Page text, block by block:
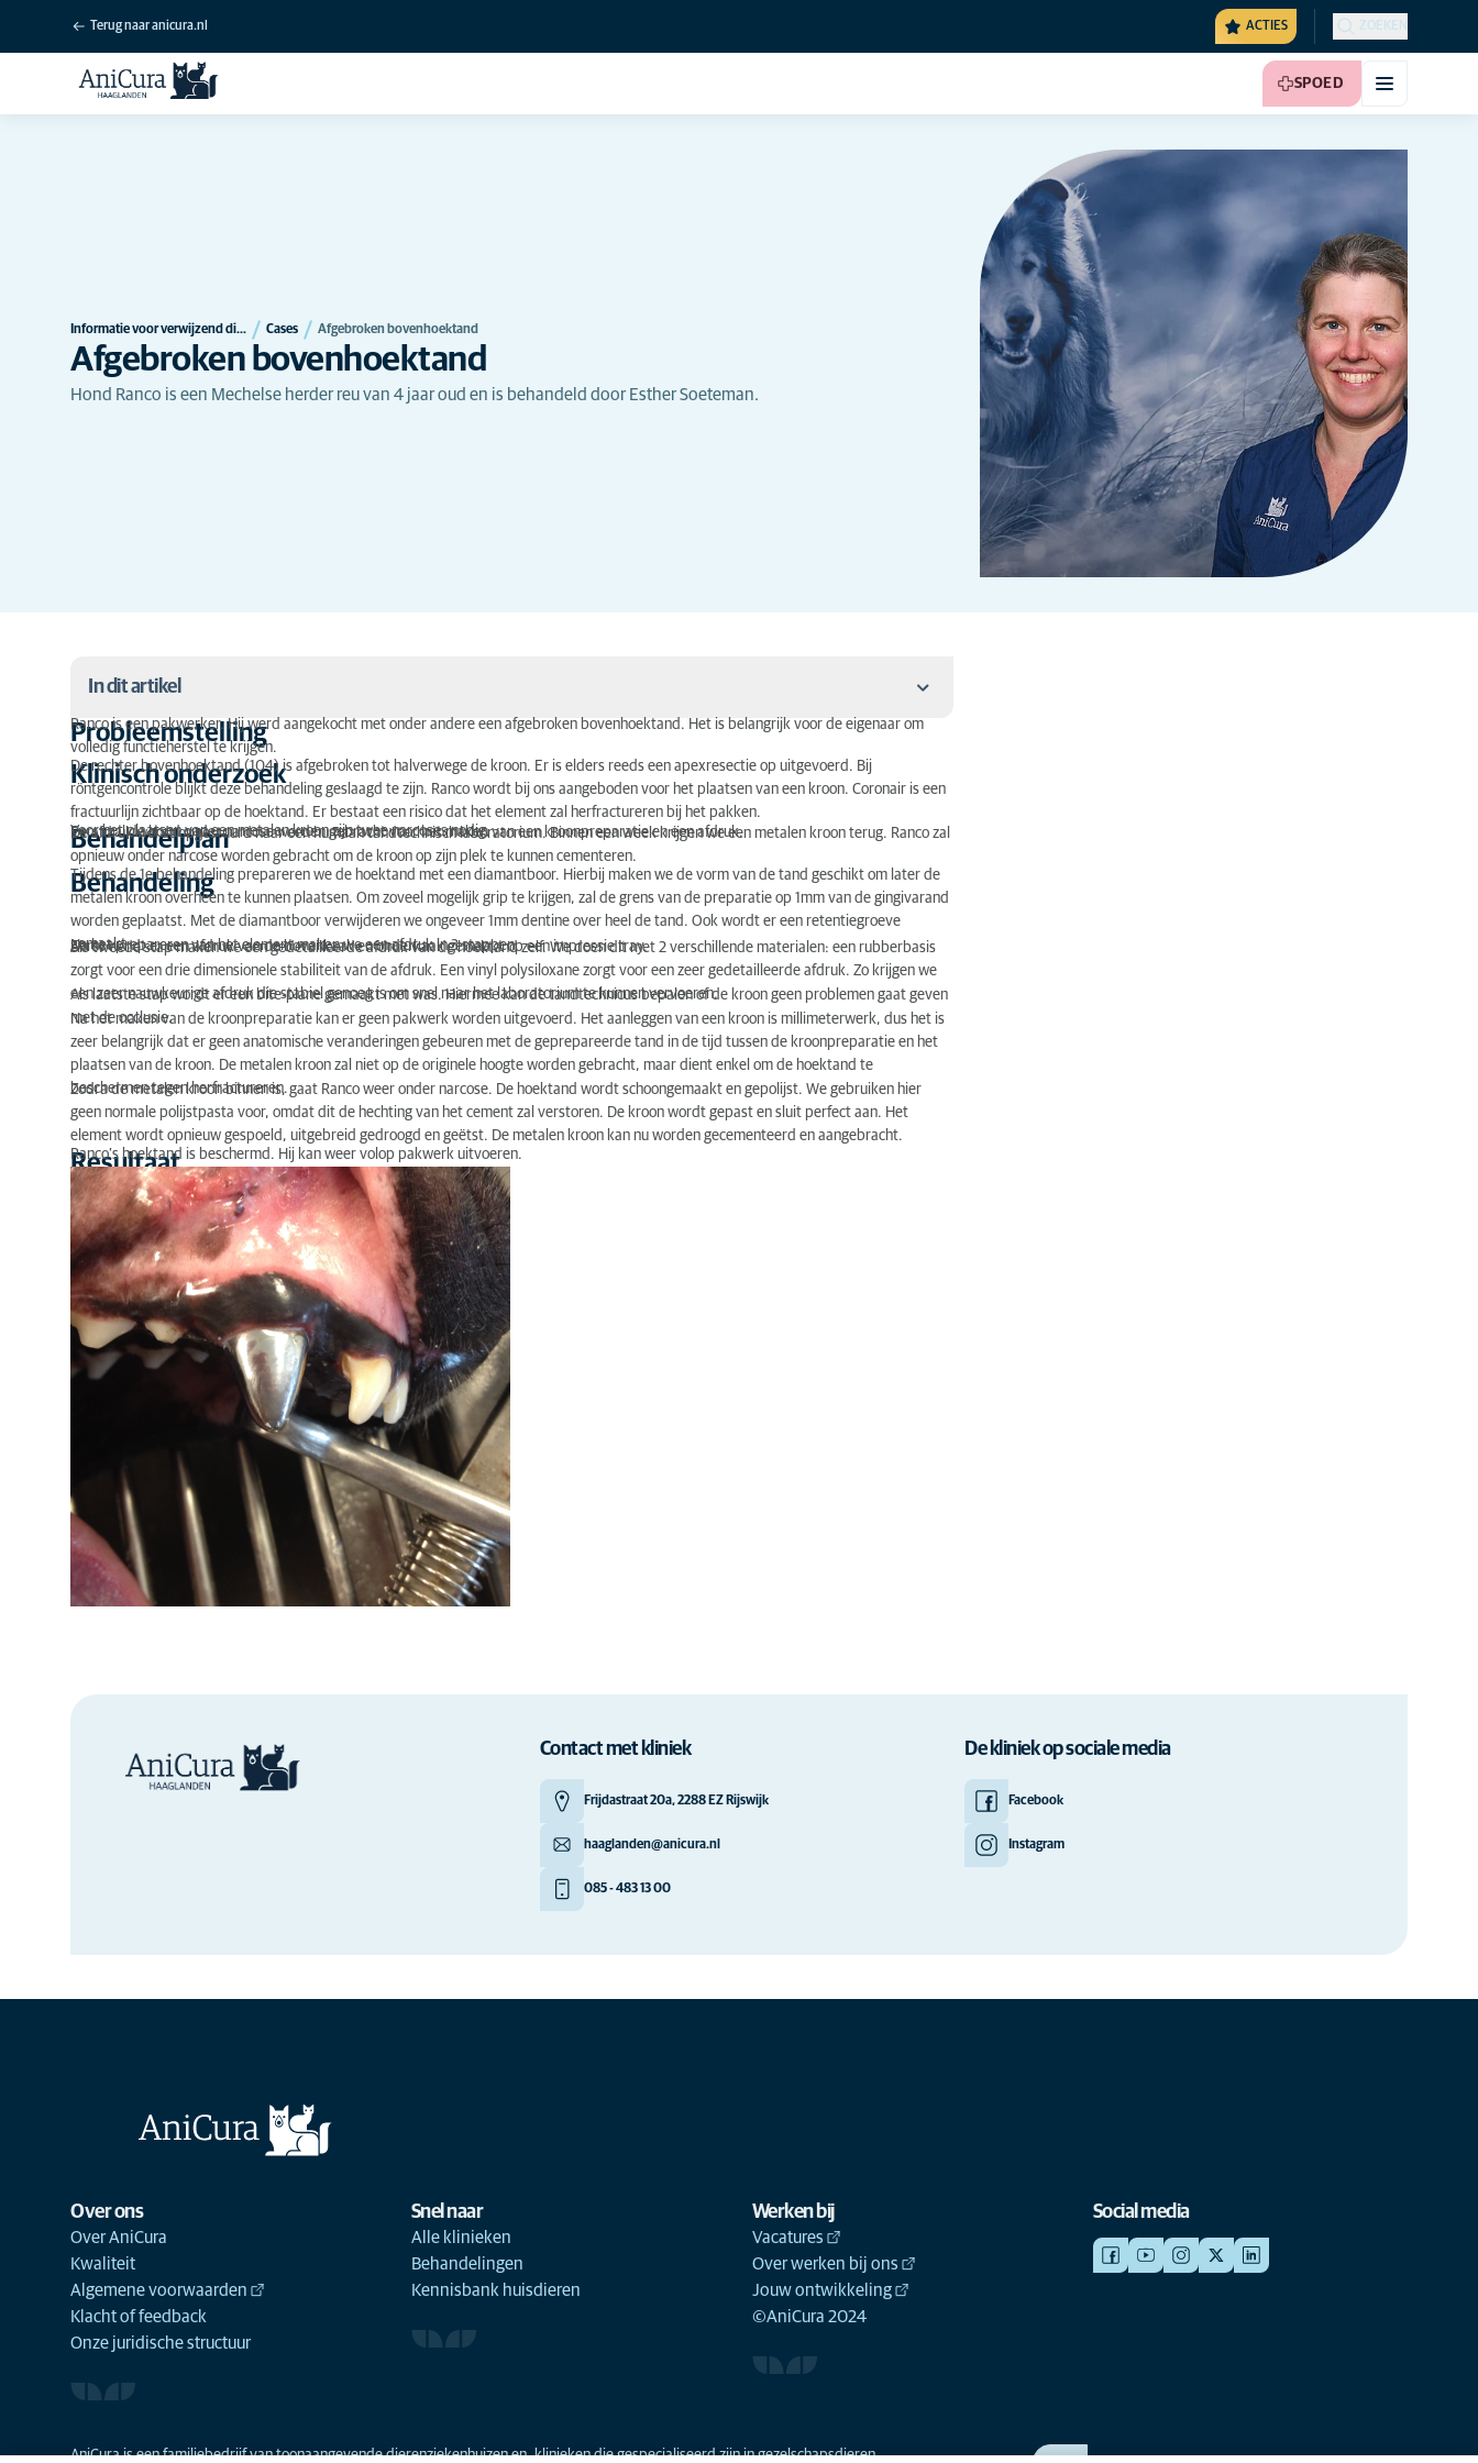
Terug naar anicura.nl ACTIES ZOEKEN
SPOED
Informatie voor verwijzend dierenartsen Cases Afgebroken bovenhoektand
Afgebroken bovenhoektand
Hond Ranco is een Mechelse herder reu van 4 jaar oud en is behandeld door Esther Soeteman.
In dit artikel
Probleemstelling
Klinisch onderzoek
Behandelplan
Behandeling
Resultaat
Probleemstelling
Ranco is een pakwerker. Hij werd aangekocht met onder andere een afgebroken bovenhoektand. Het is belangrijk voor de eigenaar om
volledig functieherstel te krijgen.
Klinisch onderzoek
De rechter bovenhoektand (104) is afgebroken tot halverwege de kroon. Er is elders reeds een apexresectie op uitgevoerd. Bij
röntgencontrole blijkt deze behandeling geslaagd te zijn. Ranco wordt bij ons aangeboden voor het plaatsen van een kroon. Coronair is een
fractuurlijn zichtbaar op de hoektand. Er bestaat een risico dat het element zal herfractureren bij het pakken.
Behandelplan
Voor het plaatsen van een metalen kroon zijn twee narcoses nodig.
Eerst zal de hond onder narcose worden gebracht voor het maken van een kroonpreparatie en een afdruk.
De afdruk wordt opgestuurd naar een humaan tandtechnisch laboratorium. Binnen een week krijgen we een metalen kroon terug. Ranco zal
opnieuw onder narcose worden gebracht om de kroon op zijn plek te kunnen cementeren.
Behandeling
Tijdens de 1e behandeling prepareren we de hoektand met een diamantboor. Hierbij maken we de vorm van de tand geschikt om later de
metalen kroon overheen te kunnen plaatsen. Om zoveel mogelijk grip te krijgen, zal de grens van de preparatie op 1mm van de gingivarand
worden geplaatst. Met de diamantboor verwijderen we ongeveer 1mm dentine over heel de tand. Ook wordt er een retentiegroeve
gemaakt.
Na het prepareren van het element maken we een afdruk in 3 stappen.
Eerst wordt er een afdruk van de bovenkaak en onderkaak gemaakt op een impressie tray.
Als tweede stap maken we een gedetailleerde afdruk van de hoektand zelf. We doen dit met 2 verschillende materialen: een rubberbasis
zorgt voor een drie dimensionele stabiliteit van de afdruk. Een vinyl polysiloxane zorgt voor een zeer gedetailleerde afdruk. Zo krijgen we
een zeer nauwkeurige afdruk die stabiel genoeg is om snel naar het laboratorium te kunnen vervoeren.
Als laatste stap wordt er een bite-plane gemaakt met was. Hiermee kan de tandtechnicus bepalen of de kroon geen problemen gaat geven
met de occlusie.
Na het maken van de kroonpreparatie kan er geen pakwerk worden uitgevoerd. Het aanleggen van een kroon is millimeterwerk, dus het is
zeer belangrijk dat er geen anatomische veranderingen gebeuren met de geprepareerde tand in de tijd tussen de kroonpreparatie en het
plaatsen van de kroon. De metalen kroon zal niet op de originele hoogte worden gebracht, maar dient enkel om de hoektand te
beschermen tegen herfractureren.
Zodra de metalen kroon binnen is, gaat Ranco weer onder narcose. De hoektand wordt schoongemaakt en gepolijst. We gebruiken hier
geen normale polijstpasta voor, omdat dit de hechting van het cement zal verstoren. De kroon wordt gepast en sluit perfect aan. Het
element wordt opnieuw gespoeld, uitgebreid gedroogd en geëtst. De metalen kroon kan nu worden gecementeerd en aangebracht.
Resultaat
Ranco’s hoektand is beschermd. Hij kan weer volop pakwerk uitvoeren.
Contact met kliniek
Frijdastraat 20a, 2288 EZ Rijswijk
haaglanden@anicura.nl
085 - 483 13 00
De kliniek op sociale media
Facebook
Instagram
Over ons
Over AniCura
Kwaliteit
Algemene voorwaarden
Klacht of feedback
Onze juridische structuur
Snel naar
Alle klinieken
Behandelingen
Kennisbank huisdieren
Werken bij
Vacatures
Over werken bij ons
Jouw ontwikkeling
©AniCura 2024
Social media
AniCura is een familiebedrijf van toonaangevende dierenziekenhuizen en -klinieken die gespecialiseerd zijn in gezelschapsdieren.